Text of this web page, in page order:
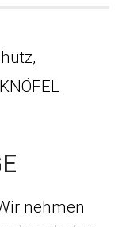
nehmen